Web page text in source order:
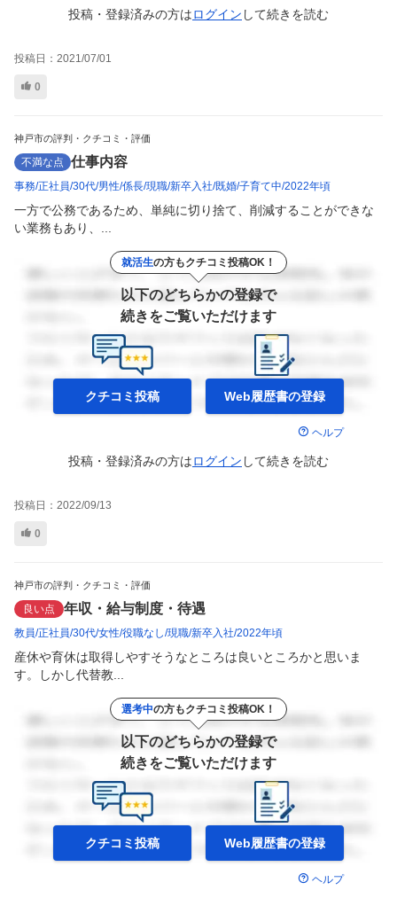
投稿・登録済みの方はログイン して続きを読む
投稿日： 2021/07/01
0
神戸市の評判・クチコミ・評価
不満な点 仕事内容
事務 正社員 30代 男性 係長 現職 新卒入社 既婚 子育て中 2022年頃
一方で公務であるため、単純に切り捨て、削減することができな
い業務もあり、...
就活生の方もクチコミ投稿OK！
以下のどちらかの登録で
続きをご覧いただけます
クチコミ投稿 Web履歴書の登録
ヘルプ
投稿・登録済みの方はログイン して続きを読む
投稿日： 2022/09/13
0
神戸市の評判・クチコミ・評価
良い点 年収・給与制度・待遇
教員 正社員 30代 女性 役職なし 現職 新卒入社 2022年頃
産休や育休は取得しやすそうなところは良いところかと思いま
す。しかし代替教...
選考中の方もクチコミ投稿OK！
以下のどちらかの登録で
続きをご覧いただけます
クチコミ投稿 Web履歴書の登録
ヘルプ